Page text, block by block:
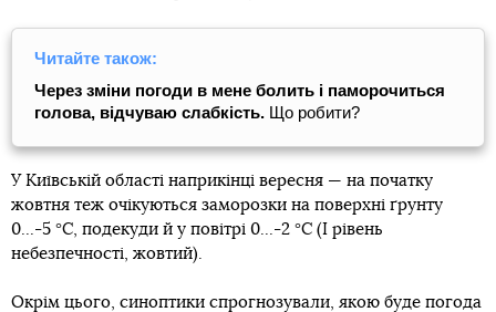
Читайте також:
Через зміни погоди в мене болить і паморочиться
голова, відчуваю слабкість. Що робити?
У Київській області наприкінці вересня — на початку
жовтня теж очікуються заморозки на поверхні ґрунту
0...-5 °С, подекуди й у повітрі 0...-2 °С (І рівень
небезпечності, жовтий).
Окрім цього, синоптики спрогнозували, якою буде погода